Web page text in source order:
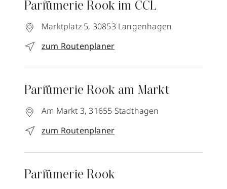
Parfümerie Rook im CCL
Marktplatz 5, 30853 Langenhagen
zum Routenplaner
Parfümerie Rook am Markt
Am Markt 3, 31655 Stadthagen
zum Routenplaner
Parfümerie Rook